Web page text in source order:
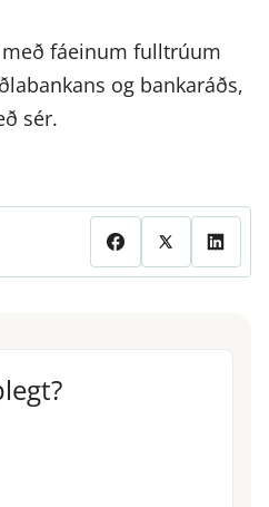
fáeinum fulltrúum
og bankaráðs,
sér.